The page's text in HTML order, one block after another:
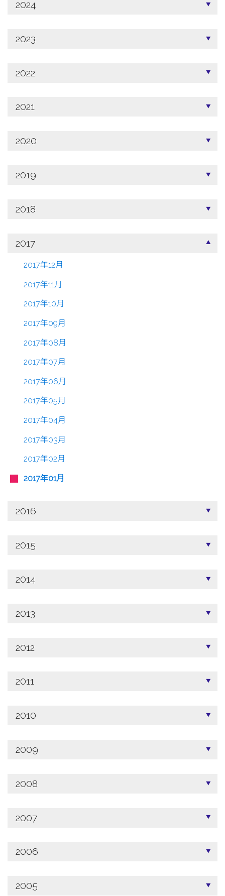
2024
2023
2022
2021
2020
2019
2018
2017
2017年12月
2017年11月
2017年10月
2017年09月
2017年08月
2017年07月
2017年06月
2017年05月
2017年04月
2017年03月
2017年02月
2017年01月
2016
2015
2014
2013
2012
2011
2010
2009
2008
2007
2006
2005